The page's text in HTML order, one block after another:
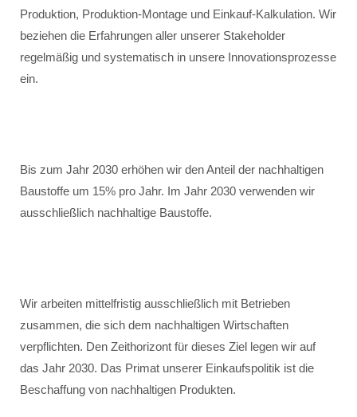
Produktion, Produktion-Montage und Einkauf-Kalkulation. Wir
beziehen die Erfahrungen aller unserer Stakeholder
regelmäßig und systematisch in unsere Innovationsprozesse
ein.
Bis zum Jahr 2030 erhöhen wir den Anteil der nachhaltigen
Baustoffe um 15% pro Jahr. Im Jahr 2030 verwenden wir
ausschließlich nachhaltige Baustoffe.
Wir arbeiten mittelfristig ausschließlich mit Betrieben
zusammen, die sich dem nachhaltigen Wirtschaften
verpflichten. Den Zeithorizont für dieses Ziel legen wir auf
das Jahr 2030. Das Primat unserer Einkaufspolitik ist die
Beschaffung von nachhaltigen Produkten.